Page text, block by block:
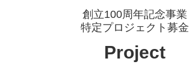
創⽴100周年記念事業
特定プロジェクト募⾦